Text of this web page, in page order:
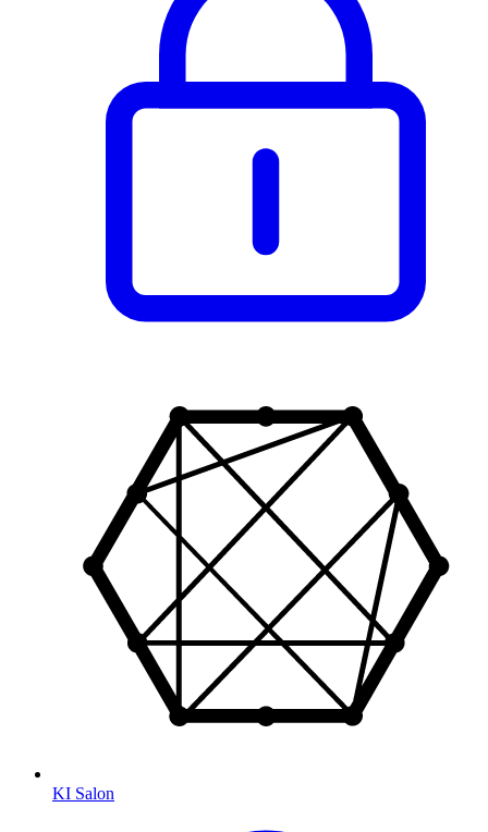
KI Salon